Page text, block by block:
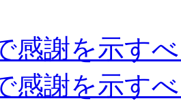
感謝を示す
感謝を示す